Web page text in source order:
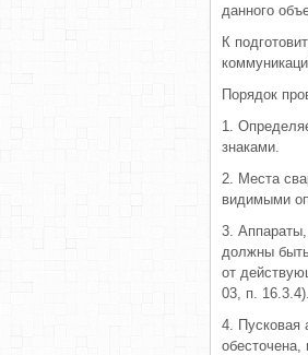
данного
К
Порядок
1.
знаками.
2. Места
видимыми
3.
должны
от
03, п. 16.3.4).
4. Пусковая